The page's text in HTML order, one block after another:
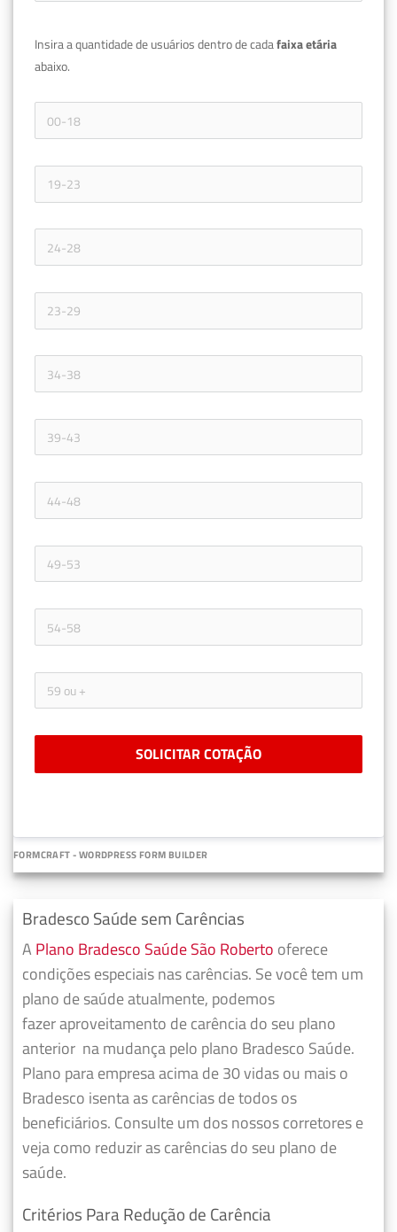
Insira a quantidade de usuários dentro de cada
abaixo.
SOLICITAR COTAÇÃO
FORMCRAFT - WORDPRESS FORM BUILDER
Bradesco Saúde sem Carências
A Plano Bradesco Saúde São Roberto oferece
condições especiais nas carências. Se você tem um
plano de saúde atualmente, podemos
fazeraproveitamento de carência do seu plano
anterior na mudança pelo plano Bradesco Saúde.
Plano para empresa acima de 30 vidas ou mais o
Bradesco isenta as carências de todos os
beneficiários. Consulte um dos nossos corretores e
veja como reduzir as carências do seu plano de
saúde.
Critérios Para Redução de Carência